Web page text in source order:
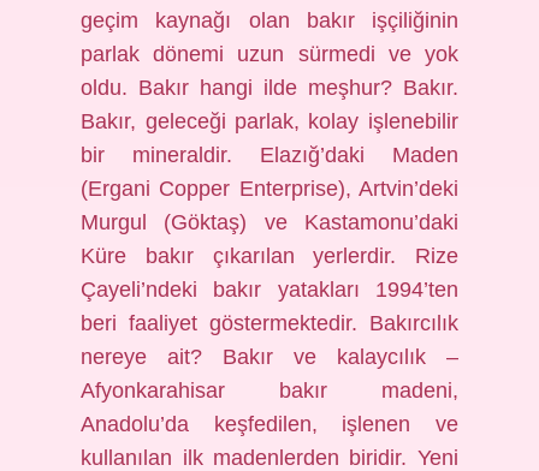
geçim kaynağı olan bakır işçiliğinin
parlak dönemi uzun sürmedi ve yok
oldu. Bakır hangi ilde meşhur? Bakır.
Bakır, geleceği parlak, kolay işlenebilir
bir mineraldir. Elazığ’daki Maden
(Ergani Copper Enterprise), Artvin’deki
Murgul (Göktaş) ve Kastamonu’daki
Küre bakır çıkarılan yerlerdir. Rize
Çayeli’ndeki bakır yatakları 1994’ten
beri faaliyet göstermektedir. Bakırcılık
nereye ait? Bakır ve kalaycılık –
Afyonkarahisar bakır madeni,
Anadolu’da keşfedilen, işlenen ve
kullanılan ilk madenlerden biridir. Yeni